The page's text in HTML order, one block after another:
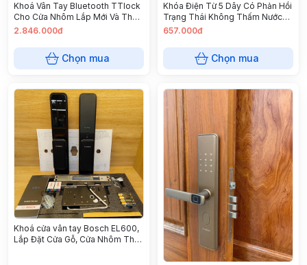
Khoá Vân Tay Bluetooth TTlock
Cho Cửa Nhôm Lắp Mới Và Thay
Thế, Hướng Dẫn Lắp Đặt, Lắp
2.846.000đ
Chọn mua
Khóa Điện Từ 5 Dây Có Phản Hồi
Trạng Thái Không Thấm Nước
Dc 12V 280 Kg - Bh 12 Tháng
657.000đ
Chọn mua
Khoá cửa vân tay Bosch EL600,
Lắp Đặt Cửa Gỗ, Cửa Nhôm Thuỷ